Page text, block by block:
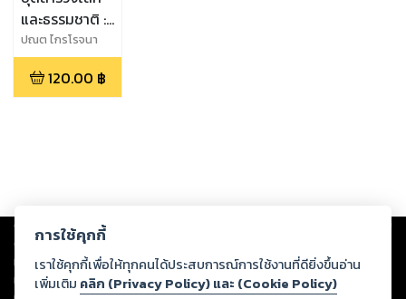
และธรรมชาติ :
หมาเพื่อนรัก
ปณต ไกรโรจนา
นันท์
120.00 ฿
Copyright © 2026
ต่อผลงานหรือเนื้อหาใดที่อัปโหลดผ่านเว็บไซต์และปรากฏว่าละเมิดสิทธิใน
ทรัพย์สินทางปัญญาของบุคคลอื่นหรือขัดต่อกฎหมายและศีลธรรม ดังนั้น ผู้อ่าน
ทุกท่านโปรดใช้วิจารณญาณในการกลั่นกรองด้วยตนเอง และหากท่านพบว่าส่วน
การใช้คุกกี้
เราใช้คุกกี้เพื่อให้ทุกคนได้ประสบการณ์การใช้งานที่ดียิ่งขึ้นอ่าน
เพิ่มเติม คลิก (Privacy Policy) และ (Cookie Policy)